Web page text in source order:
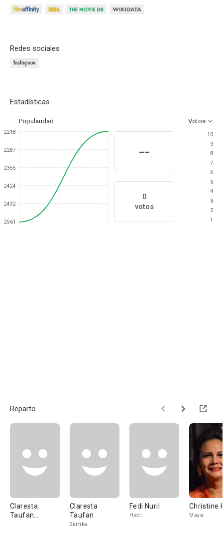
Redes sociales
Estadísticas
Popularidad Votos
2218
2287
2355
2424
2492
2561
--
0
votos
10
9
8
7
6
5
4
3
2
1
Reparto
Claresta
Taufan
Claresta
Taufan
Sartika
Fedi Nuril
Hadi
Christine
Maya